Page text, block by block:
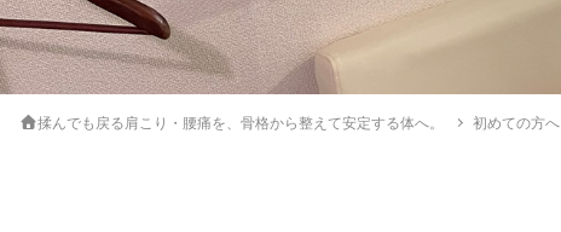
揉んでも戻る肩こり・腰痛を、骨格から整えて安定する体へ。 初めての方へ